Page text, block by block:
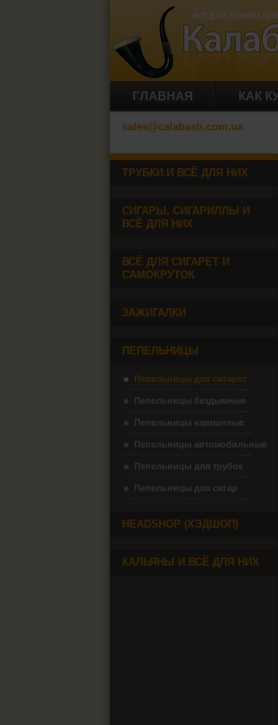
ГЛАВНАЯ КАК
sales@calabash.com.ua
ТРУБКИ И ВСЁ ДЛЯ НИХ
СИГАРЫ, СИГАРИЛЛЫ И
ВСЁ ДЛЯ НИХ
ВСЁ ДЛЯ СИГАРЕТ И
САМОКРУТОК
ЗАЖИГАЛКИ
ПЕПЕЛЬНИЦЫ
Пепельницы для сигарет
Пепельницы бездымные
Пепельницы карманные
Пепельницы автомобильные
Пепельницы для трубок
Пепельницы для сигар
HEADSHOP (ХЭДШОП)
КАЛЬЯНЫ И ВСЁ ДЛЯ НИХ